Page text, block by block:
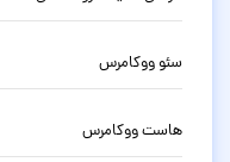
سئو ووکامرس
هاست ووکامرس